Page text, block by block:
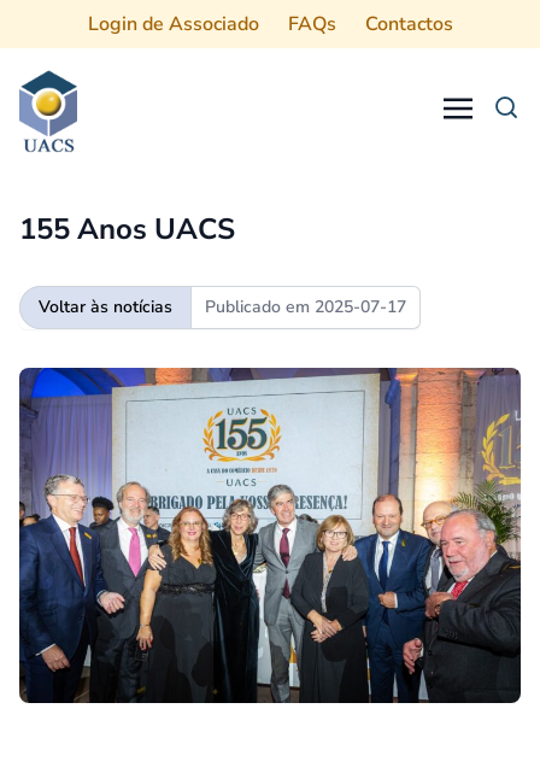
Login de Associado FAQs Contactos
155 Anos UACS
Voltar às notícias Publicado em 2025-07-17